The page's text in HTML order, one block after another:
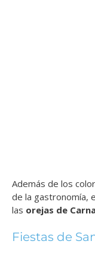
Además de los
de la gastronomía,
las orejas de
Fiestas de